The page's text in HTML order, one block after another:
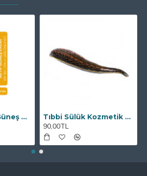
Organex Aktif Güneş Kremi SPF50+ 100 ML Tıbbi Sülük Kozmetik Boy
90,00TL